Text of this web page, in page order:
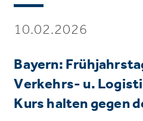
10.02.2026
Bayern:
Verkehrs- u.
Kurs halten gegen